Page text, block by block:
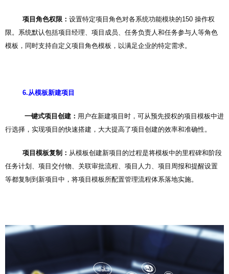
项目角色权限： 设置特定项目角色对各系统功能模块的150 操作权
限。系统默认包括项目经理、项目成员、任务负责人和任务参与人等角色
模板，同时支持自定义项目角色模板，以满足企业的特定需求。
6.从模板新建项目
一键式项目创建： 用户在新建项目时，可从预先授权的项目模板中进
行选择，实现项目的快速搭建，大大提高了项目创建的效率和准确性。
项目模板复制： 从模板创建新项目的过程是将模板中的里程碑和阶段
任务计划、项目交付物、关联审批流程、项目人力、项目周报和提醒设置
等都复制到新项目中，将项目模板所配置管理流程体系落地实施。